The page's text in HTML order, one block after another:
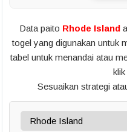
Data paito Rhode Island
togel yang digunakan untuk
tabel untuk menandai atau
Sesuaikan strategi